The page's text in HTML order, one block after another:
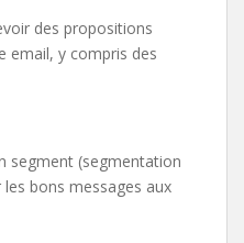
des propositions
email, y compris des
segment (segmentation
les bons messages aux